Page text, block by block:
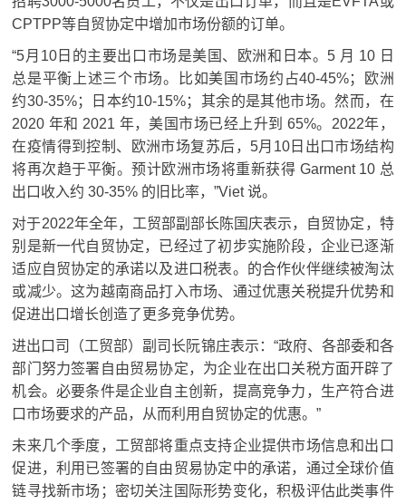
CPTPP等自贸协定中增加市场份额的订单。
“5月10日的主要出口市场是美国、欧洲和日本。 5 月 10 日
总是平衡上述三个市场。
比如美国市场约占40-45%；
欧洲
约30-35%；
日本约10-15%； 其余的是其他市场。然而，在
2020 年和 2021 年，美国市场已经上升到 65%。 2022年，
在疫情得到控制、欧洲市场复苏后，5月10日出口市场结构
将再次趋于平衡。预计欧洲市场将重新获得 Garment 10 总
出口收入约 30-35% 的旧比率，”Viet 说。
对于2022年全年，工贸部副部长陈国庆表示，自贸协定，特
别是新一代自贸协定，已经过了初步实施阶段，企业已逐渐
适应自贸协定的承诺以及进口税表。的合作伙伴继续被淘汰
或减少。这为越南商品打入市场、通过优惠关税提升优势和
促​​进出口增长创造了更多竞争优势。
进出口司（工贸部）副司长阮锦庄表示：“政府、各部委和各
部门努力签署自由贸易协定，为企业在出口关税方面开辟了
机会。必要条件是企业自主创新，提高竞争力，生产符合进
口市场要求的产品，从而利用自贸协定的优惠。”
未来几个季度，工贸部将重点支持企业提供市场信息和出口
促进，利用已签署的自由贸易协定中的承诺，通过全球价值
链寻找新市场； 密切关注国际形势变化，积极评估此类事件